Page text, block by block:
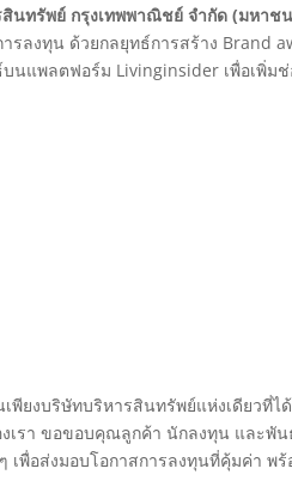
นทรัพย์ กรุงเทพพาณิชย์ จำกัด (มหาช
รลงทุน ด้วยกลยุทธ์การสร้าง Brand
แพลตฟอร์ม Livinginsider เพื่อเพิ่มช่
ยงบริษัทบริหารสินทรัพย์แห่งเดียวที่ไ
งเรา ขอขอบคุณลูกค้า นักลงทุน และพั
พื่อส่งมอบโอกาสการลงทุนที่คุ้มค่า พ